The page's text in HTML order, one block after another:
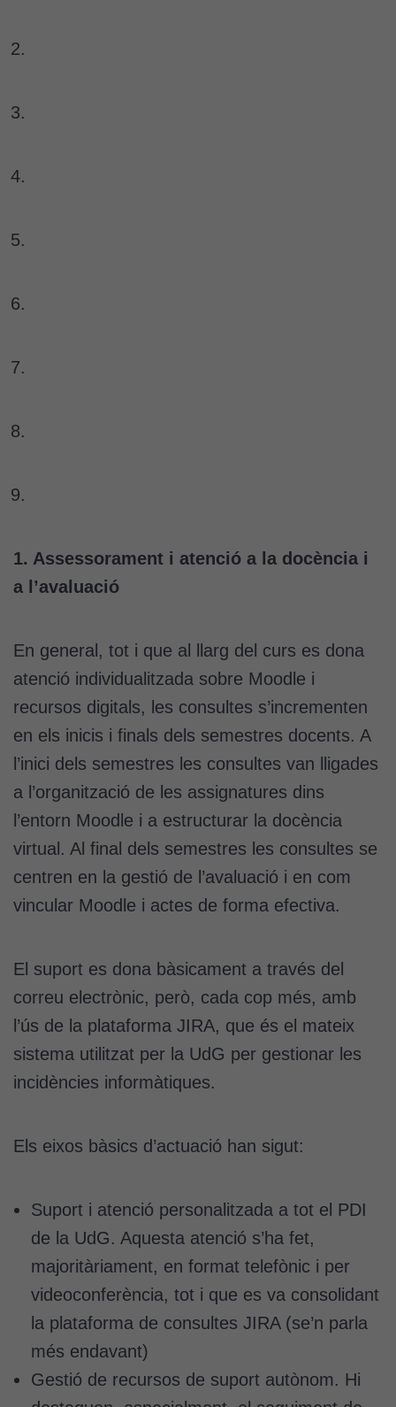
1. Assessorament i atenció a la docència i
a l’avaluació
En general, tot i que al llarg del curs es dona
atenció individualitzada sobre Moodle i
recursos digitals, les consultes s’incrementen
en els inicis i finals dels semestres docents. A
l’inici dels semestres les consultes van lligades
a l’organització de les assignatures dins
l’entorn Moodle i a estructurar la docència
virtual. Al final dels semestres les consultes se
centren en la gestió de l’avaluació i en com
vincular Moodle i actes de forma efectiva.
El suport es dona bàsicament a través del
correu electrònic, però, cada cop més, amb
l’ús de la plataforma JIRA, que és el mateix
sistema utilitzat per la UdG per gestionar les
incidències informàtiques.
Els eixos bàsics d’actuació han sigut:
Suport i atenció personalitzada a tot el PDI
de la UdG. Aquesta atenció s’ha fet,
majoritàriament, en format telefònic i per
videoconferència, tot i que es va consolidant
la plataforma de consultes JIRA (se’n parla
més endavant)
Gestió de recursos de suport autònom. Hi